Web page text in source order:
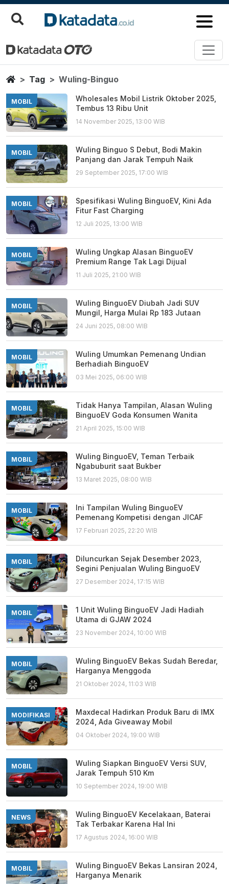
Wuling Binguo
Berita Terbaru
HomeTag Wuling-Binguo
MOBIL
Wholesales Mobil Listrik Oktober 2025,
Tembus 13 Ribu Unit
14 November 2025, 13:00 WIB
MOBIL
Wuling Binguo S Debut, Bodi Makin
Panjang dan Jarak Tempuh Naik
29 September 2025, 17:00 WIB
MOBIL
Spesifikasi Wuling BinguoEV, Kini Ada
Fitur Fast Charging
12 Juli 2025, 13:00 WIB
MOBIL
Wuling Ungkap Alasan BinguoEV
Premium Range Tak Lagi Dijual
11 Juli 2025, 21:00 WIB
MOBIL
Wuling BinguoEV Diubah Jadi SUV
Mungil, Harga Mulai Rp 183 Jutaan
24 Juni 2025, 08:00 WIB
MOBIL
Wuling Umumkan Pemenang Undian
Berhadiah BinguoEV
03 Mei 2025, 06:00 WIB
MOBIL
Tidak Hanya Tampilan, Alasan Wuling
BinguoEV Goda Konsumen Wanita
21 April 2025, 15:00 WIB
MOBIL
Wuling BinguoEV, Teman Terbaik
Ngabuburit saat Bukber
13 Maret 2025, 08:00 WIB
MOBIL
Ini Tampilan Wuling BinguoEV
Pemenang Kompetisi dengan JICAF
17 Februari 2025, 22:20 WIB
MOBIL
Diluncurkan Sejak Desember 2023,
Segini Penjualan Wuling BinguoEV
27 Desember 2024, 17:15 WIB
MOBIL
1 Unit Wuling BinguoEV Jadi Hadiah
Utama di GJAW 2024
23 November 2024, 10:00 WIB
MOBIL
Wuling BinguoEV Bekas Sudah Beredar,
Harganya Menggoda
21 Oktober 2024, 11:03 WIB
MODIFIKASI
Maxdecal Hadirkan Produk Baru di IMX
2024, Ada Giveaway Mobil
04 Oktober 2024, 19:00 WIB
MOBIL
Wuling Siapkan BinguoEV Versi SUV,
Jarak Tempuh 510 Km
10 September 2024, 19:00 WIB
NEWS
Wuling BinguoEV Kecelakaan, Baterai
Tak Terbakar Karena Hal Ini
17 Agustus 2024, 16:00 WIB
MOBIL
Wuling BinguoEV Bekas Lansiran 2024,
Harganya Menarik